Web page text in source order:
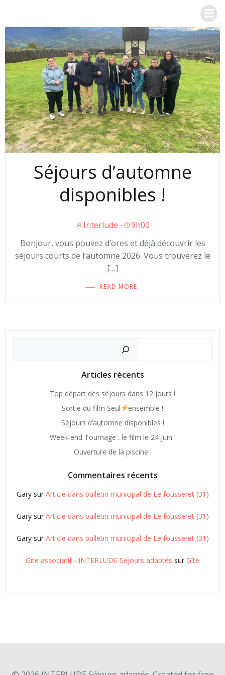
contenu
Séjours d’automne
disponibles !
Interlude -
9h00
Bonjour, vous pouvez d’ores et déjà découvrir les
séjours courts de l’automne 2026. Vous trouverez le
[…]
READ MORE
Articles récents
Top départ des séjours dans 12 jours !
Sortie du film Seul
ensemble !
Séjours d’automne disponibles !
Week-end Tournage : le film le 24 juin !
Ouverture de la piscine !
Commentaires récents
Garysur Article dans bulletin municipal de Le fousseret (31)
Garysur Article dans bulletin municipal de Le fousseret (31)
Garysur Article dans bulletin municipal de Le fousseret (31)
Gîte associatif - INTERLUDE Séjours adaptés sur Gîte